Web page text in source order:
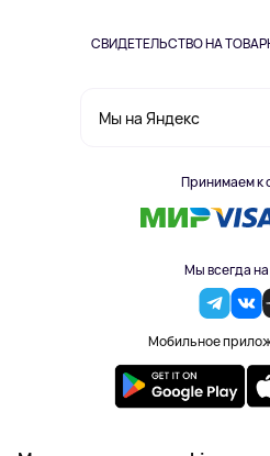
СВИДЕТЕЛЬСТВО НА
Мы на Яндекс
Принимаем к
Мы всегда
Мобильное
2023-2026 © DoBuy.